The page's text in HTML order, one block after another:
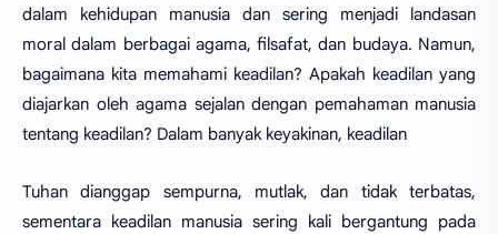
dalam kehidupan manusia dan sering menjadi landasan
moral dalam berbagai agama, filsafat, dan budaya. Namun,
bagaimana kita memahami keadilan? Apakah keadilan yang
diajarkan oleh agama sejalan dengan pemahaman manusia
tentang keadilan? Dalam banyak keyakinan, keadilan
Tuhan dianggap sempurna, mutlak, dan tidak terbatas,
sementara keadilan manusia sering kali bergantung pada